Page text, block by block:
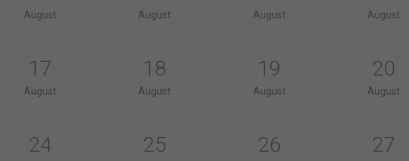
August August August August
17
August
18
August
19
August
20
August
24 25 26 27